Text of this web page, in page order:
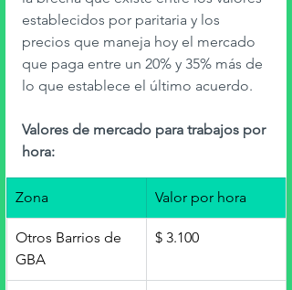
establecidos por paritaria y los
precios que maneja hoy el mercado
que paga entre un 20% y 35% más de
lo que establece el último acuerdo.
Valores de mercado para trabajos por
hora:
Zona Valor por hora
Otros Barrios de
GBA
$ 3.100